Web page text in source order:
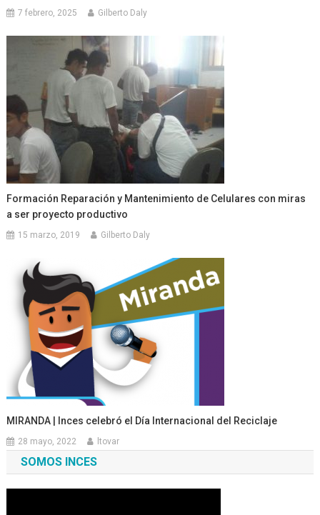
7 febrero, 2025 Gilberto Daly
Formación Reparación y Mantenimiento de Celulares con miras
a ser proyecto productivo
15 marzo, 2019 Gilberto Daly
MIRANDA | Inces celebró el Día Internacional del Reciclaje
28 mayo, 2022 ltovar
SOMOS INCES